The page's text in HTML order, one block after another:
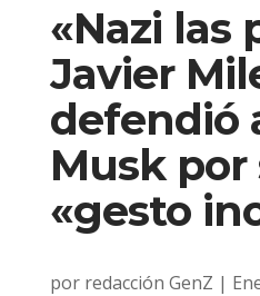
«Nazi las
Javier
defendió
Musk por
«gesto
por redacción GenZ |